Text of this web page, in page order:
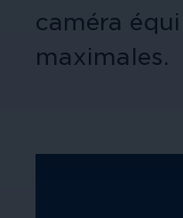
caméra
maximales.